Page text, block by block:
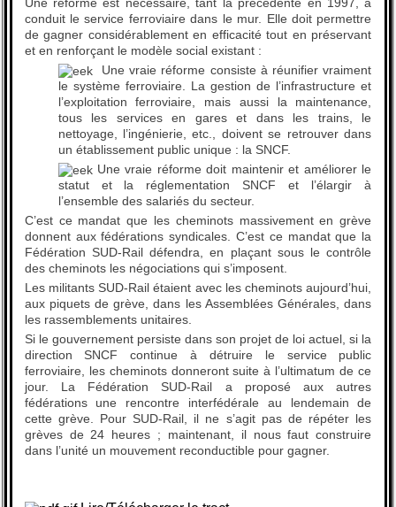
conduit le service ferroviaire dans le mur. Elle doit permettre
de gagner considérablement en efficacité tout en préservant
et en renforçant le modèle social existant :
Une vraie réforme consiste à réunifier vraiment
le système ferroviaire. La gestion de l’infrastructure et
l’exploitation ferroviaire, mais aussi la maintenance,
tous les services en gares et dans les trains, le
nettoyage, l’ingénierie, etc., doivent se retrouver dans
un établissement public unique : la SNCF.
Une vraie réforme doit maintenir et améliorer le
statut et la réglementation SNCF et l’élargir à
l’ensemble des salariés du secteur.
C’est ce mandat que les cheminots massivement en grève
donnent aux fédérations syndicales. C’est ce mandat que la
Fédération SUD-Rail défendra, en plaçant sous le contrôle
des cheminots les négociations qui s’imposent.
Les militants SUD-Rail étaient avec les cheminots aujourd’hui,
aux piquets de grève, dans les Assemblées Générales, dans
les rassemblements unitaires.
Si le gouvernement persiste dans son projet de loi actuel, si la
direction SNCF continue à détruire le service public
ferroviaire, les cheminots donneront suite à l’ultimatum de ce
jour. La Fédération SUD-Rail a proposé aux autres
fédérations une rencontre interfédérale au lendemain de
cette grève. Pour SUD-Rail, il ne s’agit pas de répéter les
grèves de 24 heures ; maintenant, il nous faut construire
dans l’unité un mouvement reconductible pour gagner.